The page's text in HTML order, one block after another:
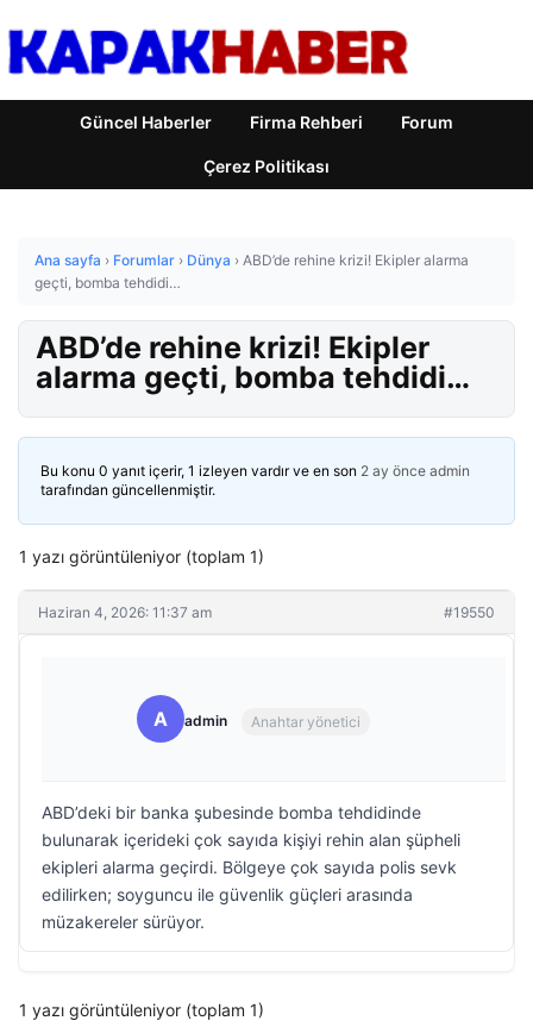
Güncel Haberler Firma Rehberi Forum
Çerez Politikası
Ana sayfa › Forumlar › Dünya › ABD’de rehine krizi! Ekipler alarma
geçti, bomba tehdidi…
ABD’de rehine krizi! Ekipler
alarma geçti, bomba tehdidi…
Bu konu 0 yanıt içerir, 1 izleyen vardır ve en son 2 ay önce admin
tarafından güncellenmiştir.
1 yazı görüntüleniyor (toplam 1)
Haziran 4, 2026: 11:37 am #19550
A admin Anahtar yönetici
ABD’deki bir banka şubesinde bomba tehdidinde
bulunarak içerideki çok sayıda kişiyi rehin alan şüpheli
ekipleri alarma geçirdi. Bölgeye çok sayıda polis sevk
edilirken; soyguncu ile güvenlik güçleri arasında
müzakereler sürüyor.
1 yazı görüntüleniyor (toplam 1)